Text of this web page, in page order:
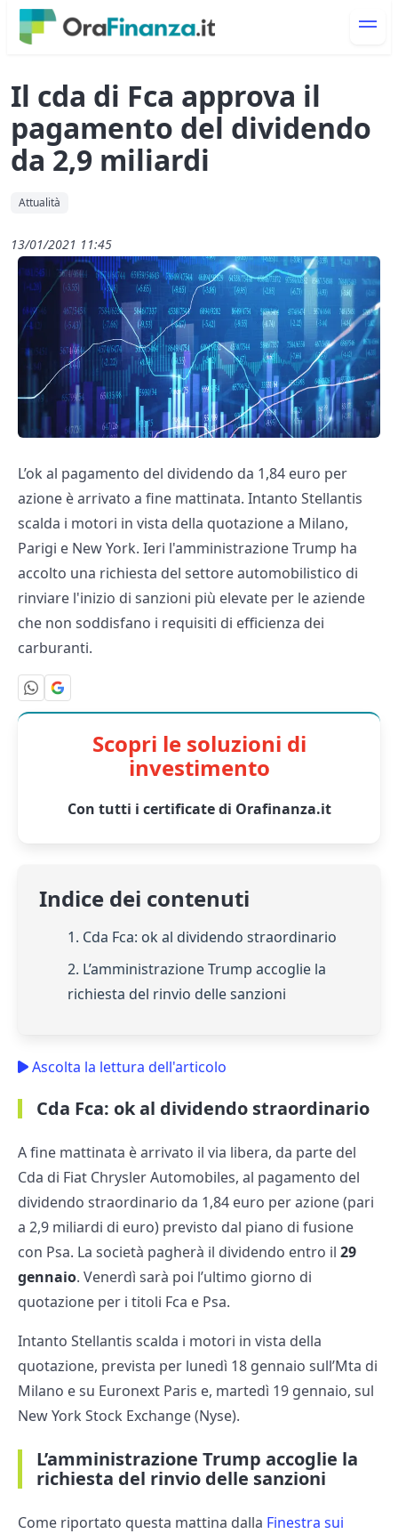
Il cda di Fca approva il
pagamento del dividendo
da 2,9 miliardi
Attualità
13/01/2021 11:45
L’ok al pagamento del dividendo da 1,84 euro per
azione è arrivato a fine mattinata. Intanto Stellantis
scalda i motori in vista della quotazione a Milano,
Parigi e New York. Ieri l'amministrazione Trump ha
accolto una richiesta del settore automobilistico di
rinviare l'inizio di sanzioni più elevate per le aziende
che non soddisfano i requisiti di efficienza dei
carburanti.
Scopri le soluzioni di
investimento
Con tutti i certificate di Orafinanza.it
Indice dei contenuti
1. Cda Fca: ok al dividendo straordinario
2. L’amministrazione Trump accoglie la
richiesta del rinvio delle sanzioni
Ascolta la lettura dell'articolo
Cda Fca: ok al dividendo straordinario
A fine mattinata è arrivato il via libera, da parte del
Cda di Fiat Chrysler Automobiles, al pagamento del
dividendo straordinario da 1,84 euro per azione (pari
a 2,9 miliardi di euro) previsto dal piano di fusione
con Psa. La società pagherà il dividendo entro il 29
gennaio. Venerdì sarà poi l’ultimo giorno di
quotazione per i titoli Fca e Psa.
Intanto Stellantis scalda i motori in vista della
quotazione, prevista per lunedì 18 gennaio sull’Mta di
Milano e su Euronext Paris e, martedì 19 gennaio, sul
New York Stock Exchange (Nyse).
L’amministrazione Trump accoglie la
richiesta del rinvio delle sanzioni
Come riportato questa mattina dalla Finestra sui